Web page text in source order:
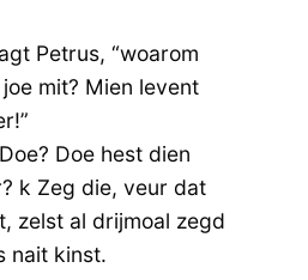
Petrus, “woarom
mit? Mien levent
Doe hest dien
k Zeg die, veur dat
zelst al drijmoal zegd
nait kinst.